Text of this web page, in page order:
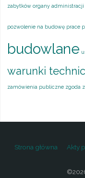
zabytków organy administracji
pozwolenie na budowę prace
budowlane
warunki
zamówienia publiczne zgoda
Strona główna Akty